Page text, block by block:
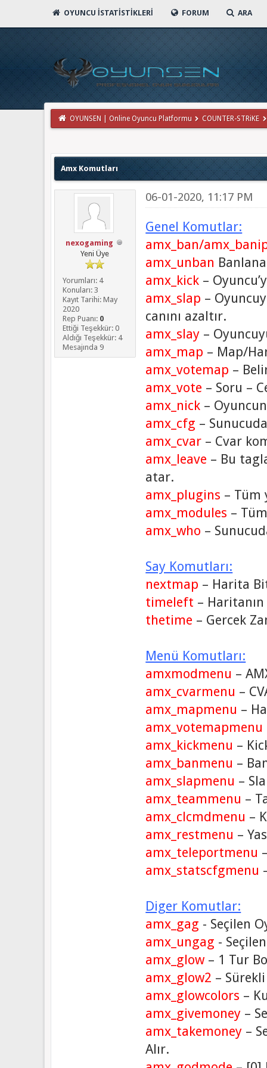
OYUNCU İSTATISTIKLERI FORUM ARA
OYUNSEN | Online Oyuncu Platformu COUNTER-STRiKE
Amx Komutları
nexogaming
Yeni Üye
Yorumları: 4
Konuları: 3
Kayıt Tarihi: May
2020
Rep Puanı: 0
Ettiği Teşekkür: 0
Aldığı Teşekkür: 4
Mesajında 9
06-01-2020, 11:17 PM
Genel Komutlar:
amx_ban/
amx_unban
amx_kick –
amx_slap –
canını azaltır.
amx_slay –
amx_map – Map/
amx_votemap –
amx_vote – Soru –
amx_nick –
amx_cfg –
amx_cvar – Cvar
amx_leave – Bu
atar.
amx_plugins – Tüm
amx_modules –
amx_who –
Say Komutları:
nextmap – Harita
timeleft –
thetime – Gercek
Menü Komutları:
amxmodmenu –
amx_cvarmenu –
amx_mapmenu –
amx_votemapmenu
amx_kickmenu –
amx_banmenu –
amx_slapmenu –
amx_teammenu –
amx_clcmdmenu –
amx_restmenu –
amx_teleportmenu
amx_statscfgmenu
Diger Komutlar:
amx_gag - Seçilen
amx_ungag -
amx_glow – 1 Tur
amx_glow2 –
amx_glowcolors –
amx_givemoney –
amx_takemoney –
Alır.